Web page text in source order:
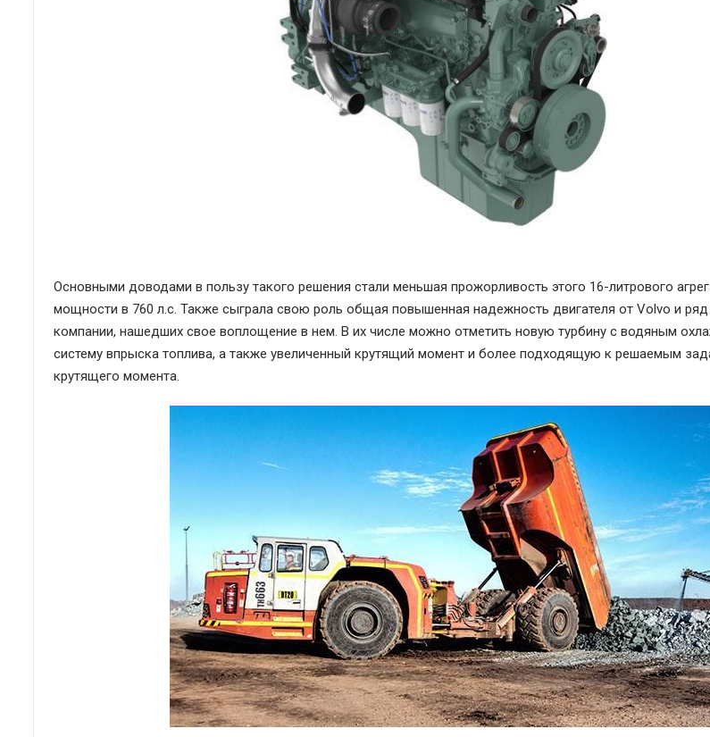
Основными доводами в пользу такого решения стали меньшая прожорливость этого 16-литрового
мощности в 760 л.с. Также сыграла свою роль общая повышенная надежность двигателя от Volvo и
компании, нашедших свое воплощение в нем. В их числе можно отметить новую турбину с водяным
систему впрыска топлива, а также увеличенный крутящий момент и более подходящую к решаемым
крутящего момента.